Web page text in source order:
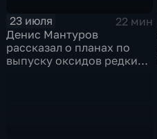
23 июля
22 мин
Денис Мантуров
рассказал о планах по
выпуску оксидов редких